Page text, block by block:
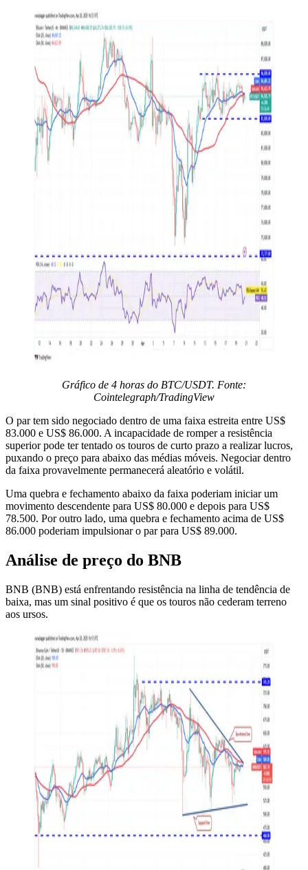
Gráfico de 4 horas do BTC/USDT. Fonte:
Cointelegraph/TradingView
O par tem sido negociado dentro de uma faixa estreita entre US$
83.000 e US$ 86.000. A incapacidade de romper a resistência
superior pode ter tentado os touros de curto prazo a realizar lucros,
puxando o preço para abaixo das médias móveis. Negociar dentro
da faixa provavelmente permanecerá aleatório e volátil.
Uma quebra e fechamento abaixo da faixa poderiam iniciar um
movimento descendente para US$ 80.000 e depois para US$
78.500. Por outro lado, uma quebra e fechamento acima de US$
86.000 poderiam impulsionar o par para US$ 89.000.
Análise de preço do BNB
BNB (BNB) está enfrentando resistência na linha de tendência de
baixa, mas um sinal positivo é que os touros não cederam terreno
aos ursos.